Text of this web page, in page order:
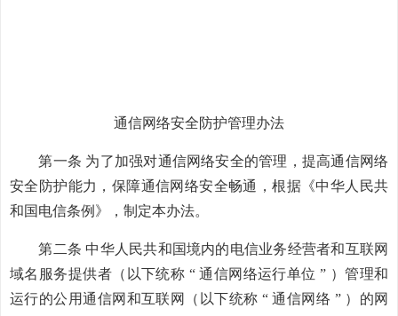
通信网络安全防护管理办法
第一条 为了加强对通信网络安全的管理，提高通信网络
安全防护能力，保障通信网络安全畅通，根据《中华人民共
和国电信条例》，制定本办法。
第二条 中华人民共和国境内的电信业务经营者和互联网
域名服务提供者（以下统称 “ 通信网络运行单位 ” ）管理和
运行的公用通信网和互联网（以下统称 “ 通信网络 ” ）的网